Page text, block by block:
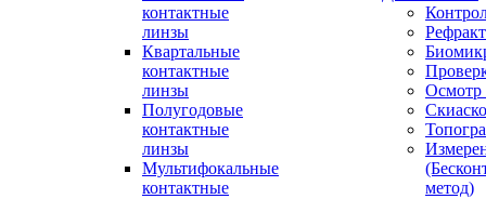
контактные
линзы
Квартальные
контактные
линзы
Полугодовые
контактные
линзы
Мультифокальные
контактные
Осмотр
метод)